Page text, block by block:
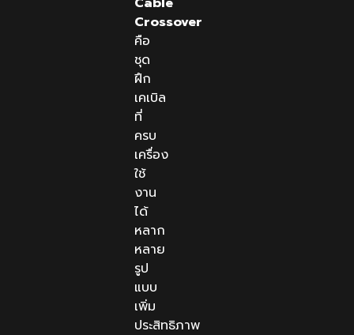
Crossover
คือ
ชุด
ฝึก
เคเบิล
ที่
ครบ
เครื่อง
ใช้
งาน
ได้
หลาก
หลาย
รูป
แบบ
เพิ่ม
ประสิทธิภาพ